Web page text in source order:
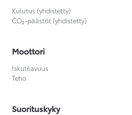
Kulutus (yhdistetty)
CO₂-päästöt (yhdistetty)
Moottori
Iskutilavuus
Teho
Suorituskyky